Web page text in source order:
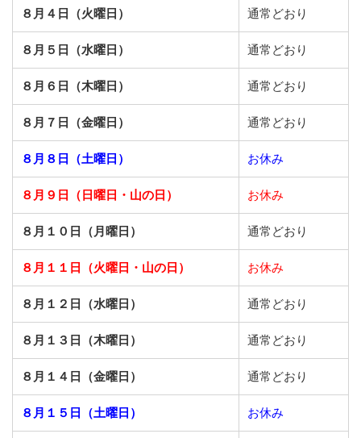
８月４日（火曜日） 通常どおり
８月５日（水曜日） 通常どおり
８月６日（木曜日） 通常どおり
８月７日（金曜日） 通常どおり
８月８日（土曜日） お休み
８月９日（日曜日・山の日） お休み
８月１０日（月曜日） 通常どおり
８月１１日（火曜日・山の日） お休み
８月１２日（水曜日） 通常どおり
８月１３日（木曜日） 通常どおり
８月１４日（金曜日） 通常どおり
８月１５日（土曜日） お休み